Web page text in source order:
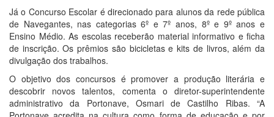
Já o Concurso Escolar é direcionado para alunos da rede pública
de Navegantes, nas categorias 6º e 7º anos, 8º e 9º anos e
Ensino Médio. As escolas receberão material informativo e ficha
de inscrição. Os prêmios são bicicletas e kits de livros, além da
divulgação dos trabalhos.
O objetivo dos concursos é promover a produção literária e
descobrir novos talentos, comenta o diretor-superintendente
administrativo da Portonave, Osmari de Castilho Ribas. “A